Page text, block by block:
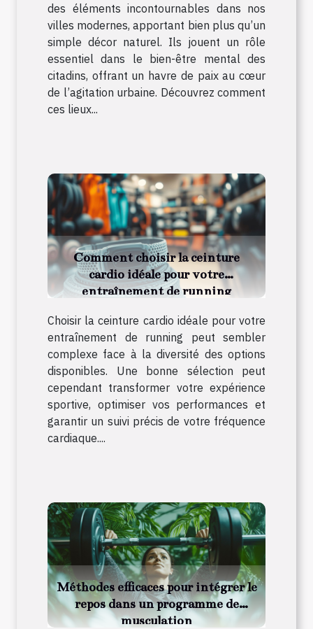
des éléments incontournables dans nos
villes modernes, apportant bien plus qu’un
simple décor naturel. Ils jouent un rôle
essentiel dans le bien-être mental des
citadins, offrant un havre de paix au cœur
de l’agitation urbaine. Découvrez comment
ces lieux...
Comment choisir la ceinture
cardio idéale pour votre
entraînement de running
Choisir la ceinture cardio idéale pour votre
entraînement de running peut sembler
complexe face à la diversité des options
disponibles. Une bonne sélection peut
cependant transformer votre expérience
sportive, optimiser vos performances et
garantir un suivi précis de votre fréquence
cardiaque....
Méthodes efficaces pour intégrer le
repos dans un programme de
musculation